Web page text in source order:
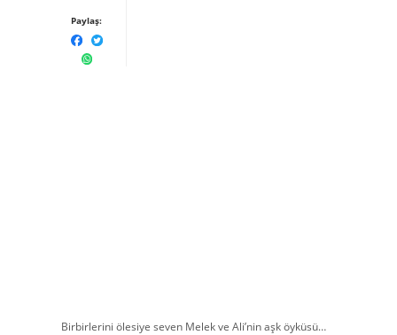
Paylaş:
Birbirlerini ölesiye seven Melek ve Ali’nin aşk öyküsü…